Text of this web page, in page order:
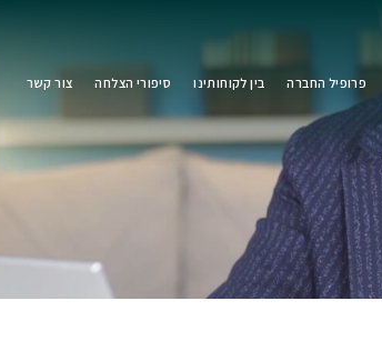
פרופיל החברה בין לקוחותינו סיפורי הצלחה צור קשר